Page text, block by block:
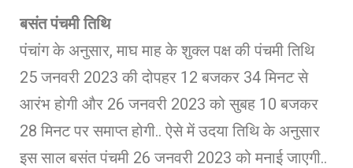
बसंत पंचमी तिथि
पंचांग के अनुसार, माघ माह के शुक्ल पक्ष की पंचमी तिथि
25 जनवरी 2023 की दोपहर 12 बजकर 34 मिनट से
आरंभ होगी और 26 जनवरी 2023 को सुबह 10 बजकर
28 मिनट पर समाप्त होगी.. ऐसे में उदया तिथि के अनुसार
इस साल बसंत पंचमी 26 जनवरी 2023 को मनाई जाएगी..